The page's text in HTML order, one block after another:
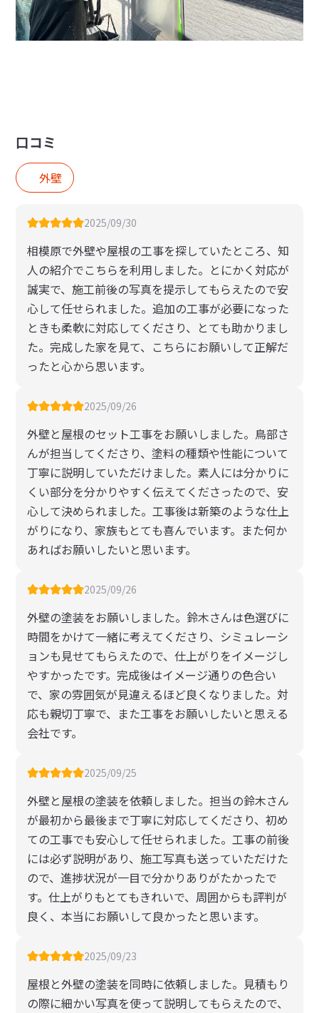
口コミ
外壁
2025/09/30
相模原で外壁や屋根の工事を探していたところ、知
人の紹介でこちらを利用しました。とにかく対応が
誠実で、施工前後の写真を提示してもらえたので安
心して任せられました。追加の工事が必要になった
ときも柔軟に対応してくださり、とても助かりまし
た。完成した家を見て、こちらにお願いして正解だ
ったと心から思います。
2025/09/26
外壁と屋根のセット工事をお願いしました。鳥部さ
んが担当してくださり、塗料の種類や性能について
丁寧に説明していただけました。素人には分かりに
くい部分を分かりやすく伝えてくださったので、安
心して決められました。工事後は新築のような仕上
がりになり、家族もとても喜んでいます。また何か
あればお願いしたいと思います。
2025/09/26
外壁の塗装をお願いしました。鈴木さんは色選びに
時間をかけて一緒に考えてくださり、シミュレーシ
ョンも見せてもらえたので、仕上がりをイメージし
やすかったです。完成後はイメージ通りの色合い
で、家の雰囲気が見違えるほど良くなりました。対
応も親切丁寧で、また工事をお願いしたいと思える
会社です。
2025/09/25
外壁と屋根の塗装を依頼しました。担当の鈴木さん
が最初から最後まで丁寧に対応してくださり、初め
ての工事でも安心して任せられました。工事の前後
には必ず説明があり、施工写真も送っていただけた
ので、進捗状況が一目で分かりありがたかったで
す。仕上がりもとてもきれいで、周囲からも評判が
良く、本当にお願いして良かったと思います。
2025/09/23
屋根と外壁の塗装を同時に依頼しました。見積もり
の際に細かい写真を使って説明してもらえたので、